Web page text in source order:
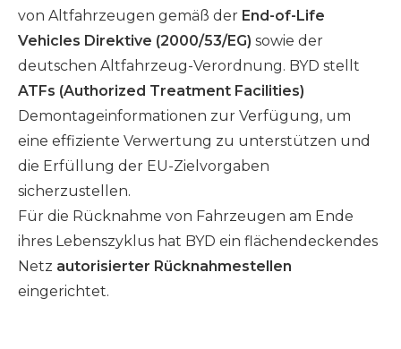
von Altfahrzeugen gemäß der End-of-Life
Vehicles Direktive (2000/53/EG) sowie der
deutschen Altfahrzeug-Verordnung. BYD stellt
ATFs (Authorized Treatment Facilities)
Demontageinformationen zur Verfügung, um
eine effiziente Verwertung zu unterstützen und
die Erfüllung der EU-Zielvorgaben
sicherzustellen.
Für die Rücknahme von Fahrzeugen am Ende
ihres Lebenszyklus hat BYD ein flächendeckendes
Netz autorisierter Rücknahmestellen
eingerichtet.